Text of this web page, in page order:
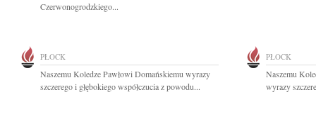
Czerwonogrodzkiego...
PŁOCK
Naszemu Koledze Pawłowi Domańskiemu wyrazy
szczerego i głębokiego współczucia z powodu...
PŁOCK
Naszemu
wyrazy